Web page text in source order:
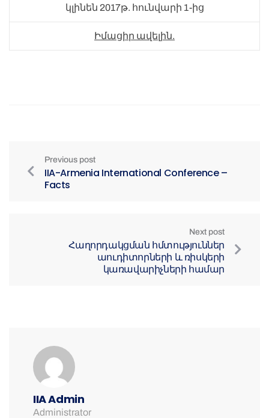
կլինեն 2017թ. հունվարի 1-ից
Իմացիր ավելին.
Previous post
IIA-Armenia International Conference –
Facts
Next post
Հաղորդակցման հմտություններ
աուդիտորների և ռիսկերի
կառավարիչների համար
IIA Admin
Administrator